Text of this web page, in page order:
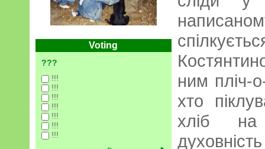
Voting
???
!!!
!!!
!!!
!!!
!!!
!!!
!!!
ним пліч-
хто
хліб на